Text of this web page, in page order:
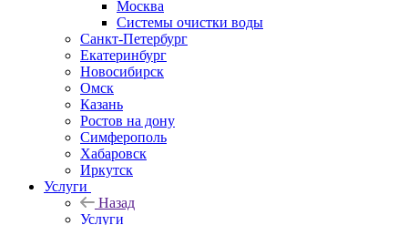
Москва
Системы очистки воды
Санкт-Петербург
Екатеринбург
Новосибирск
Омск
Казань
Ростов на дону
Симферополь
Хабаровск
Иркутск
Услуги
Назад
Услуги